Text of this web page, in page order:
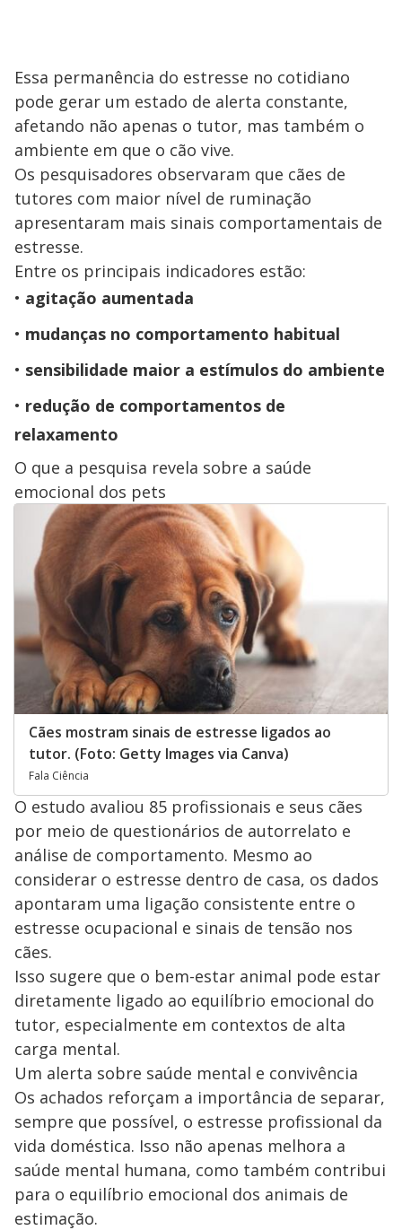
Essa permanência do estresse no cotidiano
pode gerar um estado de alerta constante,
afetando não apenas o tutor, mas também o
ambiente em que o cão vive.
Os pesquisadores observaram que cães de
tutores com maior nível de ruminação
apresentaram mais sinais comportamentais de
estresse.
Entre os principais indicadores estão:
agitação aumentada
mudanças no comportamento habitual
sensibilidade maior a estímulos do ambiente
redução de comportamentos de
relaxamento
O que a pesquisa revela sobre a saúde
emocional dos pets
Cães mostram sinais de estresse ligados ao
tutor. (Foto: Getty Images via Canva)
Fala Ciência
O estudo avaliou 85 profissionais e seus cães
por meio de questionários de autorrelato e
análise de comportamento. Mesmo ao
considerar o estresse dentro de casa, os dados
apontaram uma ligação consistente entre o
estresse ocupacional e sinais de tensão nos
cães.
Isso sugere que o bem-estar animal pode estar
diretamente ligado ao equilíbrio emocional do
tutor, especialmente em contextos de alta
carga mental.
Um alerta sobre saúde mental e convivência
Os achados reforçam a importância de separar,
sempre que possível, o estresse profissional da
vida doméstica. Isso não apenas melhora a
saúde mental humana, como também contribui
para o equilíbrio emocional dos animais de
estimação.